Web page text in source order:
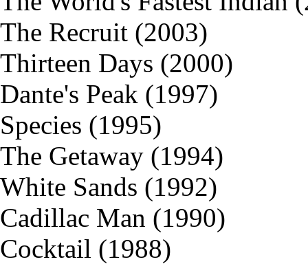
The Recruit (2003)
Thirteen Days (2000)
Dante's Peak (1997)
Species (1995)
The Getaway (1994)
White Sands (1992)
Cadillac Man (1990)
Cocktail (1988)